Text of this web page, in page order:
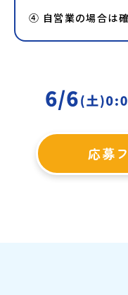
④ 自営業の場合は
応募